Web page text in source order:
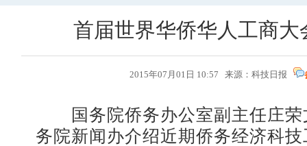
首届世界华侨华人工商大
2015年07月01日 10:57 来源：科技日报
国务院侨务办公室副主任庄荣
务院新闻办介绍近期侨务经济科